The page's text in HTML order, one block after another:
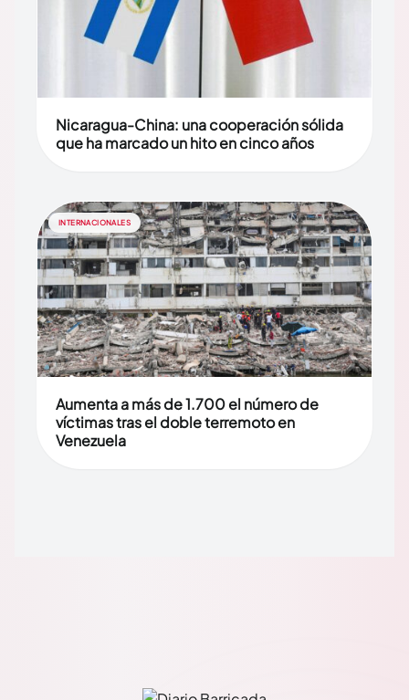
Nicaragua-China: una cooperación sólida
que ha marcado un hito en cinco años
INTERNACIONALES
Aumenta a más de 1.700 el número de
víctimas tras el doble terremoto en
Venezuela